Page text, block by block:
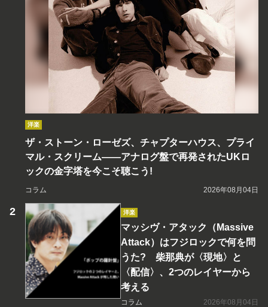
洋楽
ザ・ストーン・ローゼズ、チャプターハウス、プライ
マル・スクリーム――アナログ盤で再発されたUKロ
ックの金字塔を今こそ聴こう!
コラム 2026年08月04日
洋楽
マッシヴ・アタック（Massive
Attack）はフジロックで何を問
うた? 柴那典が〈現地〉と
〈配信〉、2つのレイヤーから
考える
コラム 2026年08月04日